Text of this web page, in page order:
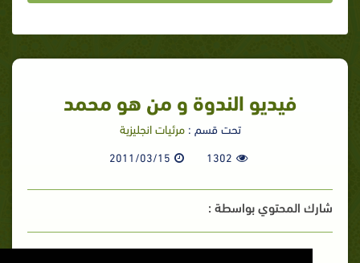
فيديو الندوة و من هو محمد
تحت قسم :مرئيات انجليزية
1302
2011/03/15
شارك المحتوي بواسطة :